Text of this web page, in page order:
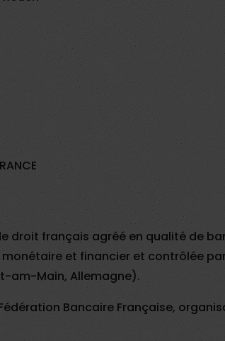
droit français agréé en qualité de
et financier et contrôlée
am-Main, Allemagne).
Bancaire Française,